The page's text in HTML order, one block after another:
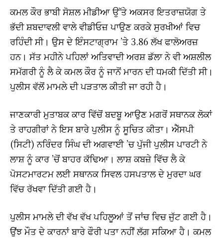
ਕਮਲ ਕੌਰ ਭਾਬੀ ਸੋਸ਼ਲ ਮੀਡੀਆ ਉੱਤੇ ਅਕਸਰ ਇਤਰਾਜ਼ਯੋਗ ਤੇ
ਭੱਦੀ ਸ਼ਬਦਾਵਲੀ ਵਾਲੇ ਵੀਡੀਓਜ਼ ਪਾਉਣ ਕਰਕੇ ਸੁਰਖੀਆਂ ਵਿਚ
ਰਹਿੰਦੀ ਸੀ। ਉਸ ਦੇ ਇੰਸਟਾਗ੍ਰਾਮ ’ਤੇ 3.86 ਲੱਖ ਫਾਲੋਅਰਜ਼
ਹਨ। ਸੱਤ ਮਹੀਨੇ ਪਹਿਲਾਂ ਅਤਿਵਾਦੀ ਅਰਸ਼ ਡੱਲਾ ਨੇ ਵੀ ਅਸ਼ਲੀਲ
ਸਮੱਗਰੀ ਨੂੰ ਲੈ ਕੇ ਕਮਲ ਕੌਰ ਨੂੰ ਜਾਨੋਂ ਮਾਰਨ ਦੀ ਧਮਕੀ ਦਿੱਤੀ ਸੀ।
ਪੁਲੀਸ ਵੱਲੋਂ ਮਾਮਲੇ ਦੀ ਪੜਤਾਲ ਕੀਤੀ ਜਾ ਰਹੀ ਹੈ।
ਜਾਣਕਾਰੀ ਮੁਤਾਬਕ ਕਾਰ ਵਿੱਚੋਂ ਬਦਬੂ ਆਉਣ ਮਗਰੋਂ ਸਥਾਨਕ ਲੋਕਾਂ
ਤੇ ਰਾਹਗੀਰਾਂ ਨੇ ਇਸ ਬਾਰੇ ਪੁਲੀਸ ਨੂੰ ਸੂਚਿਤ ਕੀਤਾ। ਐੱਸਪੀ
(ਸਿਟੀ) ਨਰਿੰਦਰ ਸਿੰਘ ਦੀ ਅਗਵਾਈ ’ਚ ਪੁੱਜੀ ਪੁਲੀਸ ਪਾਰਟੀ ਨੇ
ਲਾਸ਼ ਨੂੰ ਕਾਰ ’ਚੋਂ ਬਾਹਰ ਕੱਢਿਆ। ਲਾਸ਼ ਕਬਜ਼ੇ ਵਿੱਚ ਲੈ ਕੇ
ਪੋਸਟਮਾਰਟਮ ਲਈ ਸਥਾਨਕ ਸਿਵਲ ਹਸਪਤਾਲ ਦੇ ਮੁਰਦਾ ਘਰ
ਵਿੱਚ ਰੱਖਵਾ ਦਿੱਤੀ ਗਈ ਹੈ।
ਪੁਲੀਸ ਮਾਮਲੇ ਦੀ ਵੱਖ ਵੱਖ ਪਹਿਲੂਆਂ ਤੋਂ ਜਾਂਚ ਵਿਚ ਜੁੱਟ ਗਈ ਹੈ।
ਉਂਝ ਮੌਤ ਦੇ ਕਾਰਨਾਂ ਬਾਰੇ ਫੌਰੀ ਪਤਾ ਨਹੀਂ ਲੱਗ ਸਕਿਆ ਹੈ। ਕਮਲ